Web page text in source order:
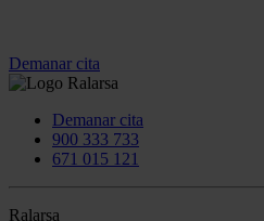
Demanar cita
Demanar cita
900 333 733
671 015 121
Ralarsa